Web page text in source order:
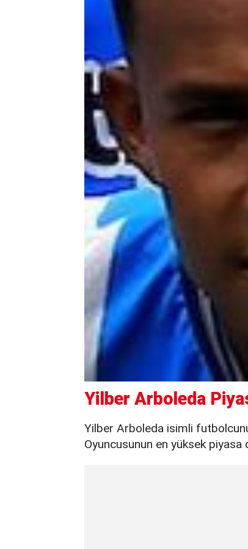
Yilber Arboleda
Yilber Arboleda isimli
Oyuncusunun en yüksek piyasa